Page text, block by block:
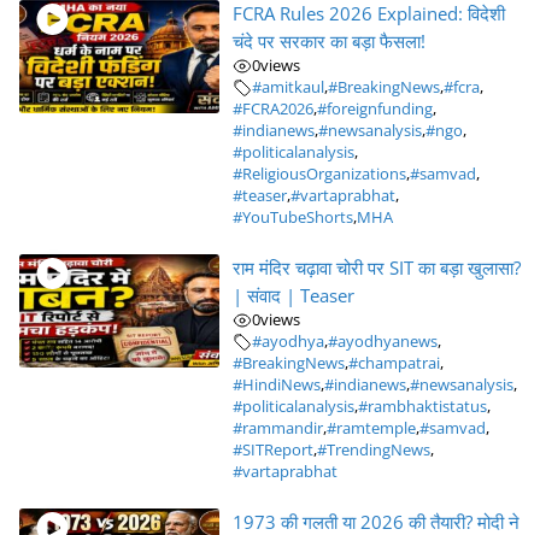
FCRA Rules 2026 Explained: विदेशी
चंदे पर सरकार का बड़ा फैसला!
0views
#amitkaul,#BreakingNews,#fcra,
#FCRA2026,#foreignfunding,
#indianews,#newsanalysis,#ngo,
#politicalanalysis,
#ReligiousOrganizations,#samvad,
#teaser,#vartaprabhat,
#YouTubeShorts,MHA
राम मंदिर चढ़ावा चोरी पर SIT का बड़ा खुलासा?
| संवाद | Teaser
0views
#ayodhya,#ayodhyanews,
#BreakingNews,#champatrai,
#HindiNews,#indianews,#newsanalysis,
#politicalanalysis,#rambhaktistatus,
#rammandir,#ramtemple,#samvad,
#SITReport,#TrendingNews,
#vartaprabhat
1973 की गलती या 2026 की तैयारी? मोदी ने